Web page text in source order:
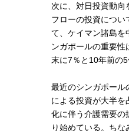
次に、対日投資動向
フローの投資につ
て、ケイマン諸島を
ンガポールの重要
末に7％と10年前の5
最近のシンガポール
による投資が大半
化に伴う介護需要の
り始めている。ち